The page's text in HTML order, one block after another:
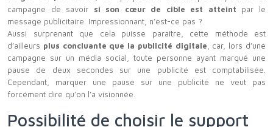
campagne de savoir si son cœur de cible est atteint par le
message publicitaire. Impressionnant, n’est-ce pas ?
Aussi surprenant que cela puisse paraître, cette méthode est
d’ailleurs plus concluante que la publicité digitale , car, lors d’une
campagne sur un média social, toute personne ayant marqué une
pause de deux secondes sur une publicité est comptabilisée.
Cependant, marquer une pause sur une publicité ne veut pas
forcément dire qu’on l’a visionnée.
Possibilité de choisir le support